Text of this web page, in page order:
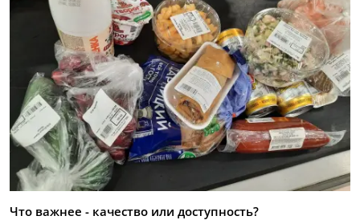
Что важнее - качество или доступность?